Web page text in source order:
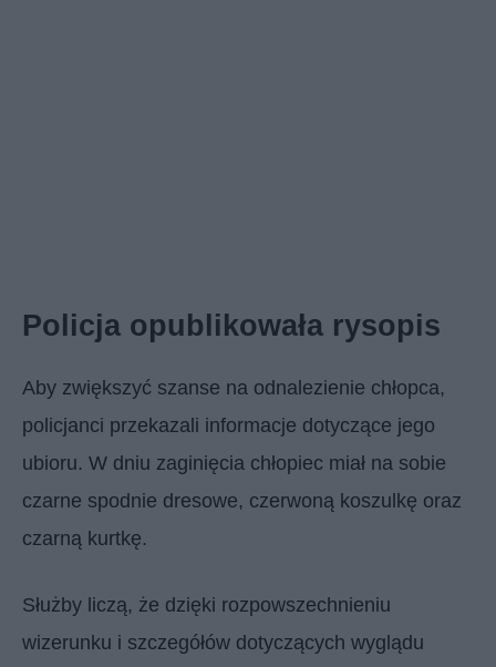
Policja opublikowała rysopis
Aby zwiększyć szanse na odnalezienie chłopca,
policjanci przekazali informacje dotyczące jego
ubioru. W dniu zaginięcia chłopiec miał na sobie
czarne spodnie dresowe, czerwoną koszulkę oraz
czarną kurtkę.
Służby liczą, że dzięki rozpowszechnieniu
wizerunku i szczegółów dotyczących wyglądu